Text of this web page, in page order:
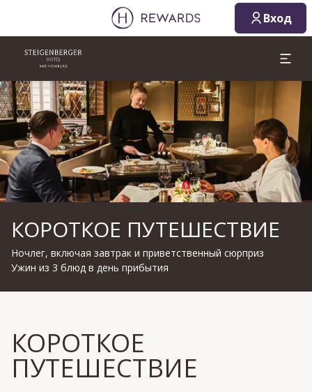
Вход
Слайд 1 из 1
КОРОТКОЕ ПУТЕШЕСТВИЕ
Ночлег, включая завтрак и приветственный сюрприз
Ужин из 3 блюд в день прибытия
КОРОТКОЕ
ПУТЕШЕСТВИЕ